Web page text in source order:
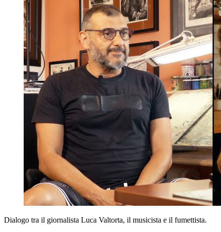
Dialogo tra il giornalista Luca Valtorta, il musicista e il fumettista.